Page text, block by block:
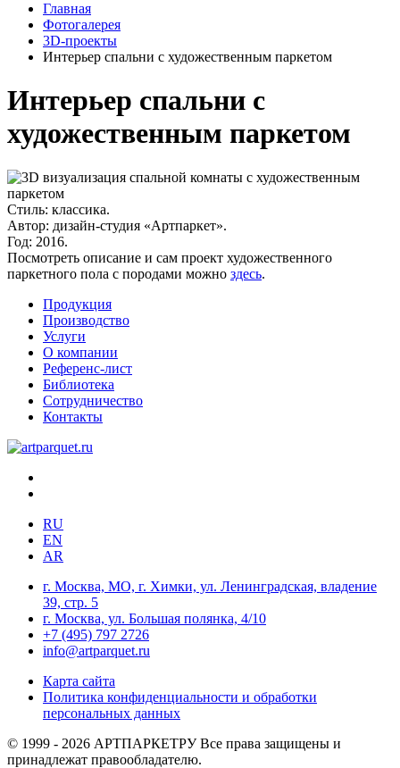
Главная
Фотогалерея
3D-проекты
Интерьер спальни с художественным паркетом
Интерьер спальни с
художественным паркетом
Стиль: классика.
Автор: дизайн-студия «Артпаркет».
Год: 2016.
Посмотреть описание и сам проект художественного
паркетного пола с породами можно здесь.
Продукция
Производство
Услуги
О компании
Референс-лист
Библиотека
Сотрудничество
Контакты
RU
EN
AR
г. Москва, МО, г. Химки, ул. Ленинградская, владение
39, стр. 5
г. Москва, ул. Большая полянка, 4/10
+7 (495) 797 2726
info@artparquet.ru
Карта сайта
Политика конфиденциальности и обработки
персональных данных
© 1999 - 2026 АРТПАРКЕТРУ Все права защищены и
принадлежат правообладателю.